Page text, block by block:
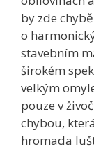
by zde
o
stavebním
širokém
velkým
pouze v
chybou,
hromada